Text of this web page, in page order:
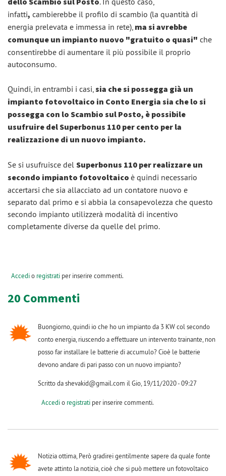
infatti, cambierebbe il profilo di scambio (la quantità di
energia prelevata e immessa in rete), ma si avrebbe
comunque un impianto nuovo "gratuito o quasi" che
consentirebbe di aumentare il più possibile il proprio
autoconsumo.
Quindi, in entrambi i casi,sia che si possegga già un
impianto fotovoltaico in Conto Energia sia che lo si
possegga con lo Scambio sul Posto, è possibile
usufruire del Superbonus 110 per cento per la
realizzazione di un nuovo impianto.
Se si usufruisce del Superbonus 110 per realizzare un
secondo impianto fotovoltaico è quindi necessario
accertarsi che sia allacciato ad un contatore nuovo e
separato dal primo e si abbia la consapevolezza che questo
secondo impianto utilizzerà modalità di incentivo
completamente diverse da quelle del primo.
Accedio registratiper inserire commenti.
20 Commenti
Buongiorno, quindi io che ho un impianto da 3 KW col secondo
conto energia, riuscendo a effettuare un intervento trainante, non
posso far installare le batterie di accumulo? Cioè le batterie
devono andare di pari passo con un nuovo impianto?
Scritto da shevakid@gmail.com il Gio, 19/11/2020 - 09:27
Accedio registratiper inserire commenti.
Notizia ottima, Però gradirei gentilmente sapere da quale fonte
avete attinto la notizia, cioè che si può mettere un fotovoltaico